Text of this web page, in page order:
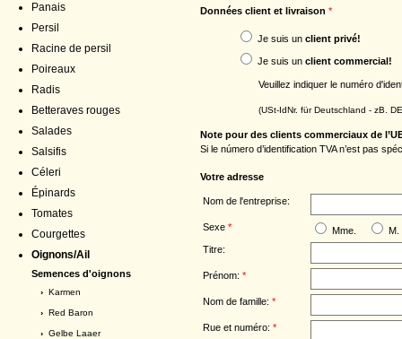
Panais
Persil
Racine de persil
Poireaux
Radis
Betteraves rouges
Salades
Salsifis
Céleri
Épinards
Tomates
Courgettes
Oignons/Ail
Semences d'oignons
› Karmen
› Red Baron
› Gelbe Laaer
Données client et livraison *
Je suis un client privé!
Je suis un client commercial!
Veuillez indiquer le numéro
(USt-IdNr. für Deutschland - zB.
Note pour des clients commerciaux de
Si le número d’identification TVA n’est pas
Votre adresse
Nom de l'entreprise:
Sexe * Mme.
M.
Titre:
Prénom: *
Nom de famille: *
Rue et numéro: *